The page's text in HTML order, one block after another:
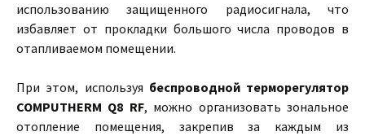
использованию защищенного радиосигнала, что
избавляет от прокладки большого числа проводов в
отапливаемом помещении.
При этом, используя беспроводной терморегулятор
COMPUTHERM Q8 RF, можно организовать зональное
отопление помещения, закрепив за каждым из